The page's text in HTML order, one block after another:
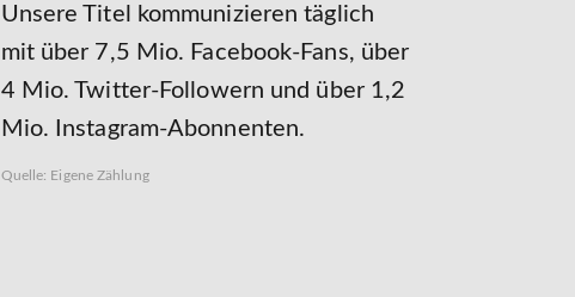
Unsere Titel kommunizieren täglich
mit über 7,5 Mio. Facebook-Fans, über
4 Mio. Twitter-Followern und über 1,2
Mio. Instagram-Abonnenten.
Quelle: Eigene Zählung